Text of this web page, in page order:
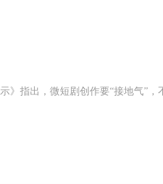
指出，微短剧创作要“接地气”，